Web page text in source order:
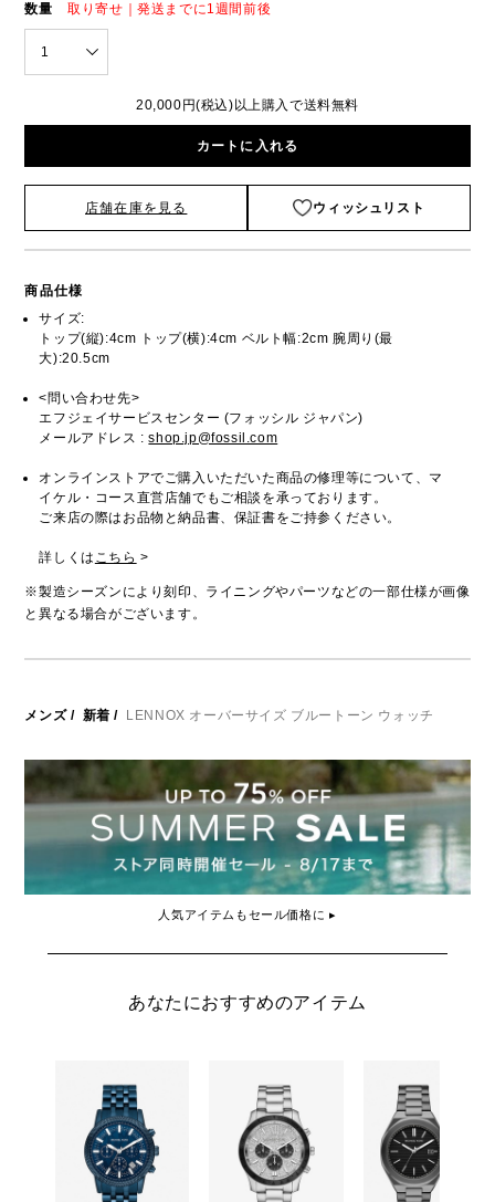
数量 取り寄せ｜発送までに1週間前後
1
20,000円(税込)以上購入で送料無料
カートに入れる
店舗在庫を見る ウィッシュリスト
商品仕様
サイズ:
トップ(縦):4cm トップ(横):4cm ベルト幅:2cm 腕周り(最
大):20.5cm
<問い合わせ先>
エフジェイサービスセンター (フォッシル ジャパン)
メールアドレス :shop.jp@fossil.com
オンラインストアでご購入いただいた商品の修理等について、マ
イケル・コース直営店舗でもご相談を承っております。
ご来店の際はお品物と納品書、保証書をご持参ください。
詳しくは こちら >
※製造シーズンにより刻印、ライニングやパーツなどの一部仕様が画像
と異なる場合がございます。
メンズ/ 新着 / LENNOX オーバーサイズ ブルートーン ウォッチ
人気アイテムもセール価格に ▸
あなたにおすすめのアイテム